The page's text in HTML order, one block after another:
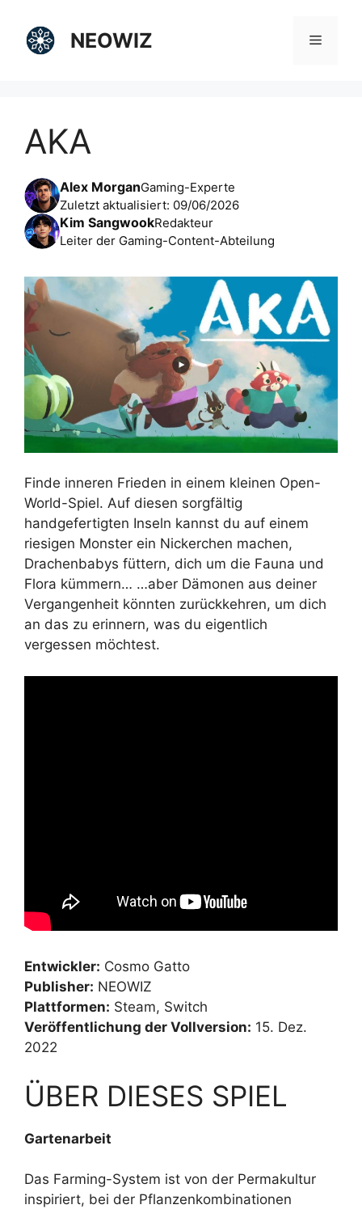
Inhalt
springen
NEOWIZ Menü
AKA
Alex MorganGaming-Experte
Zuletzt aktualisiert: 09/06/2026
Kim SangwookRedakteur
Leiter der Gaming-Content-Abteilung
Finde inneren Frieden in einem kleinen Open-
World-Spiel. Auf diesen sorgfältig
handgefertigten Inseln kannst du auf einem
riesigen Monster ein Nickerchen machen,
Drachenbabys füttern, dich um die Fauna und
Flora kümmern… …aber Dämonen aus deiner
Vergangenheit könnten zurückkehren, um dich
an das zu erinnern, was du eigentlich
vergessen möchtest.
Entwickler: Cosmo Gatto
Publisher: NEOWIZ
Plattformen: Steam, Switch
Veröffentlichung der Vollversion: 15. Dez.
2022
ÜBER DIESES SPIEL
Gartenarbeit
Das Farming-System ist von der Permakultur
inspiriert, bei der Pflanzenkombinationen